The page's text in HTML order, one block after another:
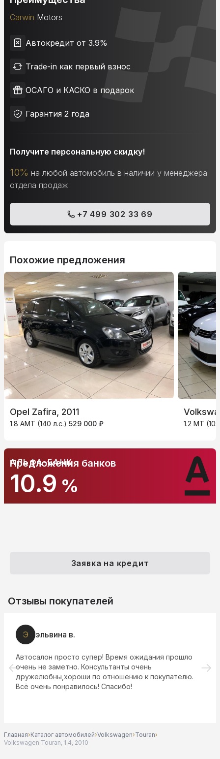
Carwin Motors
Автокредит от 3.9%
Trade-in как первый взнос
ОСАГО и КАСКО в подарок
Гарантия 2 года
Получите персональную скидку!
10% на любой автомобиль в наличии у менеджера
отдела продаж
+7 499 302 33 69
Похожие предложения
Opel Zafira, 2011
1.8 AMT (140 л.с.) 529 000 ₽ 1.2 MT
АЛЬФА-БАНК
10.9 %
Предложения банков
Заявка на кредит
Отзывы покупателей
Е Елена Г.
Все супер сделка заняла около 30 минут в месте с
осмотром авто, выбор не маленький! Вусалу спасибо
за участие и в подборе автомобиля . И за скидку
45.000₽ салон лучший из лучших
Главная›Каталог автомобилей›Volkswagen›Touran›
Volkswagen Touran, 1.4, 2010